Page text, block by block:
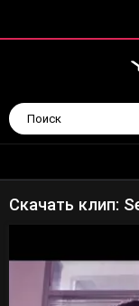
Скачать клип: